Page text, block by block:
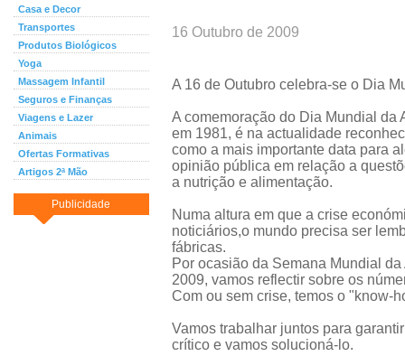
Casa e Decor
Transportes
Produtos Biológicos
Yoga
Massagem Infantil
Seguros e Finanças
Viagens e Lazer
Animais
Ofertas Formativas
Artigos 2ª Mão
Publicidade
16 Outubro de 2009
A 16 de Outubro celebra-se o Dia
A comemoração do Dia Mundial da
em 1981, é na actualidade
como a mais importante data para
opinião pública em relação a
a nutrição e alimentação.
Numa altura em que a crise
noticiários,o mundo precisa ser
fábricas.
Por ocasião da Semana Mundial
2009, vamos reflectir sobre os
Com ou sem crise, temos o "know-
Vamos trabalhar juntos para
crítico e vamos solucioná-lo.